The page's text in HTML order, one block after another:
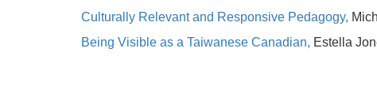
Culturally Relevant and Responsive Pedagogy,
Being Visible as a Taiwanese Canadian, Estella